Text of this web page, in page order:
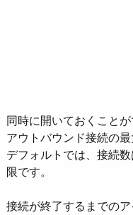
同時に開いておくこと
アウトバウンド接続の
デフォルトでは、接続
限です。
接続が終了するまでの